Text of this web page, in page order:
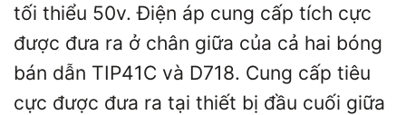
tối thiểu 50v. Điện áp cung cấp tích cực
được đưa ra ở chân giữa của cả hai bóng
bán dẫn TIP41C và D718. Cung cấp tiêu
cực được đưa ra tại thiết bị đầu cuối giữa